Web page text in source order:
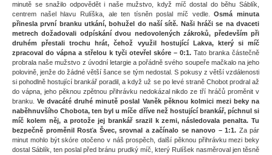
minutě se snažilo odpovědět i naše mužstvo, když míč dostal do běhu Sáblík,
centrem našel hlavu Rulíška, ale ten tísněn poslal míč vedle.Osmá minuta
přinesla první branku utkání, bohužel do naší sítě. Naši hráči se na dvaceti
metrech dožadovali odpískání dvou nedovolených zákroků, především při
druhém přestali trochu hrát, čehož využil hostující Lakva, který si míč
zpracoval do vápna a střelou k tyči otevřel skóre – 0:1. Tato branka částečně
probrala naše mužstvo z úvodní letargie a pořádně svého soupeře mačkalo na jeho
polovině, jenže do žádné větší šance se tým nedostal. S pokusy z větší vzdálenosti
si pohodlně hostující brankář poradil, a když už se po levé straně Chobot prodral až
do vápna, jeho pěknou zpětnou přihrávku nedokázal nikdo ze tří hráčů proměnit v
branku.Ve dvacáté druhé minutě poslal Vaněk pěknou kolmici mezi beky na
naběhnuvšího Chobota, ten byl u míče dříve než hostující brankář, píchnul si
míč kolem něj, a protože jej brankář srazil k zemi, následovala penalta. Tu
bezpečně proměnil Rosťa Švec, srovnal a začínalo se nanovo – 1:1. Za pár
minut mohlo být skóre otočeno v náš prospěch, další pěknou přihrávku mezi beky
dostal Sáblík, ten poslal před bránu prudký míč, který Rulíšek nasměroval jen těsně